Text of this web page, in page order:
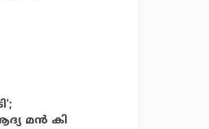
മന്‍ കി